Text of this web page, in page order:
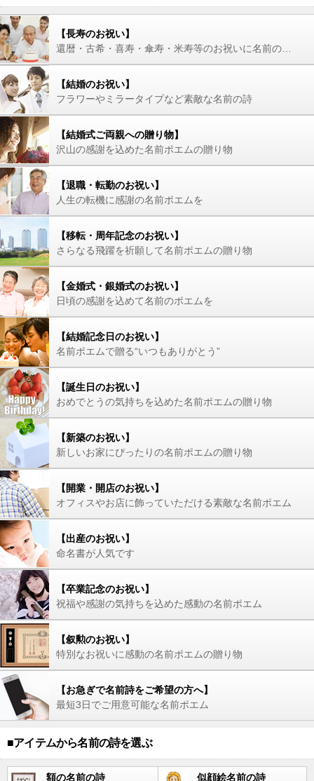
【長寿のお祝い】
【結婚のお祝い】
フラワーやミラータイプなど素敵な名前の詩
【結婚式ご両親への贈り物】
沢山の感謝を込めた名前ポエムの贈り物
【退職・転勤のお祝い】
人生の転機に感謝の名前ポエムを
【移転・周年記念のお祝い】
さらなる飛躍を祈願して名前ポエムの贈り物
【金婚式・銀婚式のお祝い】
日頃の感謝を込めて名前のポエムを
【結婚記念日のお祝い】
名前ポエムで贈る“いつもありがとう”
【誕生日のお祝い】
おめでとうの気持ちを込めた名前ポエムの贈り物
【新築のお祝い】
新しいお家にぴったりの名前ポエムの贈り物
【開業・開店のお祝い】
オフィスやお店に飾っていただける素敵な名前ポエム
【出産のお祝い】
命名書が人気です
【卒業記念のお祝い】
祝福や感謝の気持ちを込めた感動の名前ポエム
【叙勲のお祝い】
特別なお祝いに感動の名前ポエムの贈り物
【お急ぎで名前詩をご希望の方へ】
最短3日でご用意可能な名前ポエム
■アイテムから名前の詩を選ぶ
額の名前の詩 似顔絵名前の詩